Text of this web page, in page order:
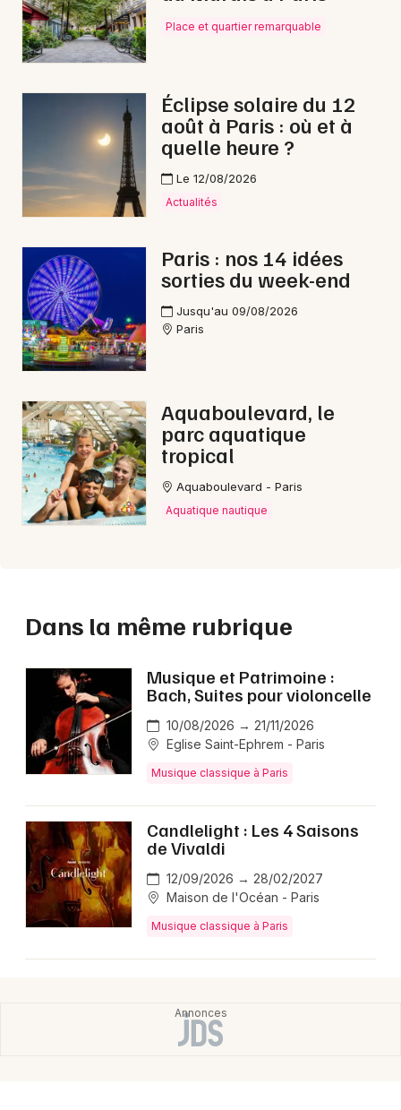
Place et quartier remarquable
Éclipse solaire du 12
août à Paris : où et à
quelle heure ?
Le 12/08/2026
Actualités
Paris : nos 14 idées
sorties du week-end
Jusqu'au 09/08/2026
Paris
Aquaboulevard, le
parc aquatique
tropical
Aquaboulevard - Paris
Aquatique nautique
Dans la même rubrique
Musique et Patrimoine :
Bach, Suites pour violoncelle
10/08/2026 → 21/11/2026
Eglise Saint-Ephrem - Paris
Musique classique à Paris
Candlelight : Les 4 Saisons
de Vivaldi
12/09/2026 → 28/02/2027
Maison de l'Océan - Paris
Musique classique à Paris